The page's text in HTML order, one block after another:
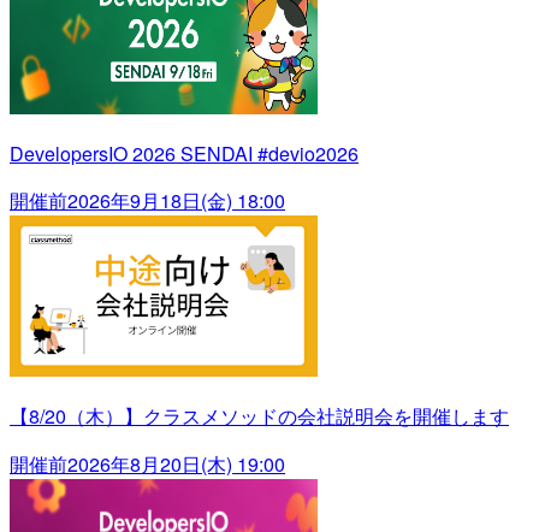
DevelopersIO 2026 SENDAI #devio2026
開催前2026年9月18日(金) 18:00
【8/20（木）】クラスメソッドの会社説明会を開催します
開催前2026年8月20日(木) 19:00